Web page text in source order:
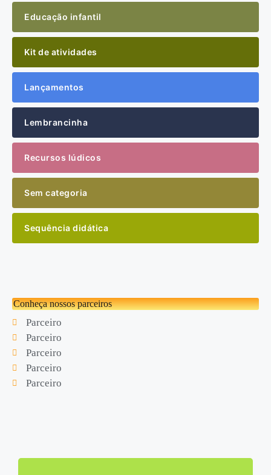
Educação infantil
Kit de atividades
Lançamentos
Lembrancinha
Recursos lúdicos
Sem categoria
Sequência didática
Conheça nossos parceiros
Parceiro
Parceiro
Parceiro
Parceiro
Parceiro